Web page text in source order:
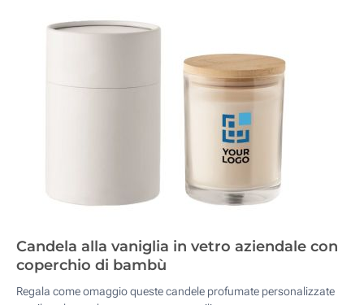
Candela alla vaniglia in vetro aziendale con
coperchio di bambù
Regala come omaggio queste candele profumate personalizzate